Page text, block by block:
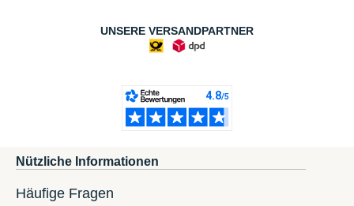
UNSERE VERSANDPARTNER
Nützliche Informationen
Häufige Fragen